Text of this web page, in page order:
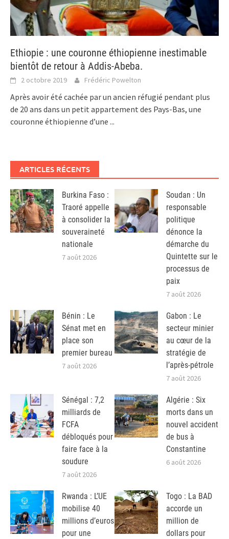
Ethiopie : une couronne éthiopienne inestimable
bientôt de retour à Addis-Abeba.
2 octobre 2019 Frédéric Powelton
Après avoir été cachée par un ancien réfugié pendant plus
de 20 ans dans un petit appartement des Pays-Bas, une
couronne éthiopienne d’une ...
ARTICLES RÉCENTS
Burkina Faso :
Traoré appelle
à consolider la
souveraineté
nationale
7 août 2026
Soudan : Un
responsable
politique
dénonce la
démarche du
Quintette sur le
processus de
paix
7 août 2026
Bénin : Le
Sénat met en
place son
premier bureau
7 août 2026
Gabon : Le
secteur minier
au cœur de la
stratégie de
l’après-pétrole
7 août 2026
Sénégal : 7,2
milliards de
FCFA
débloqués pour
faire face à la
soudure
7 août 2026
Algérie : Six
morts dans un
nouvel accident
de bus à
Constantine
6 août 2026
Rwanda : L’UE
mobilise 40
millions d’euros
pour une
Togo : La BAD
accorde un
million de
dollars pour